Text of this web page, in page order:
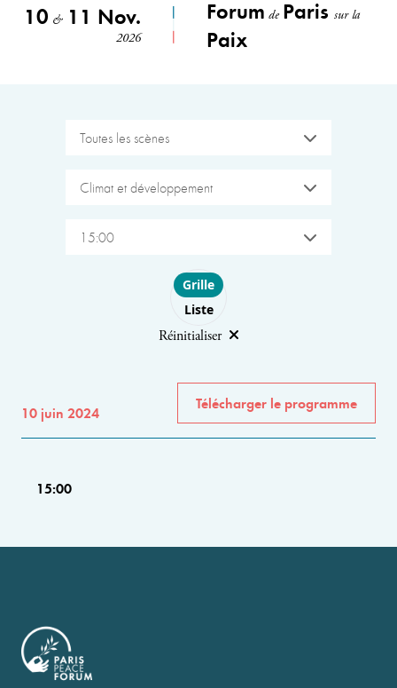
10 &11 Nov.
2026
Forum de Parissur la
Paix
Toutes les scènes
Climat et développement
15:00
Choose layout
Grille
Liste
Réinitialiser
10 juin 2024
Télécharger le programme
15:00